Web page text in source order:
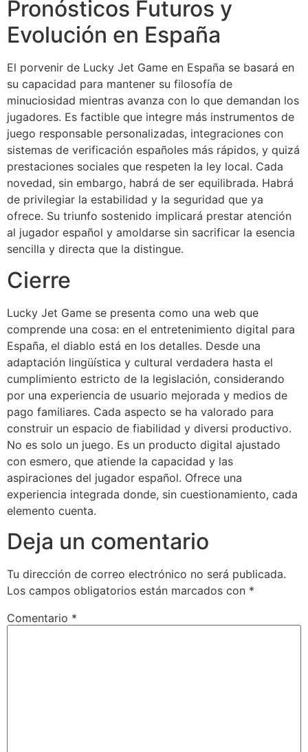
Pronósticos Futuros y
Evolución en España
El porvenir de Lucky Jet Game en España se basará en
su capacidad para mantener su filosofía de
minuciosidad mientras avanza con lo que demandan los
jugadores. Es factible que integre más instrumentos de
juego responsable personalizadas, integraciones con
sistemas de verificación españoles más rápidos, y quizá
prestaciones sociales que respeten la ley local. Cada
novedad, sin embargo, habrá de ser equilibrada. Habrá
de privilegiar la estabilidad y la seguridad que ya
ofrece. Su triunfo sostenido implicará prestar atención
al jugador español y amoldarse sin sacrificar la esencia
sencilla y directa que la distingue.
Cierre
Lucky Jet Game se presenta como una web que
comprende una cosa: en el entretenimiento digital para
España, el diablo está en los detalles. Desde una
adaptación lingüística y cultural verdadera hasta el
cumplimiento estricto de la legislación, considerando
por una experiencia de usuario mejorada y medios de
pago familiares. Cada aspecto se ha valorado para
construir un espacio de fiabilidad y diversi productivo.
No es solo un juego. Es un producto digital ajustado
con esmero, que atiende la capacidad y las
aspiraciones del jugador español. Ofrece una
experiencia integrada donde, sin cuestionamiento, cada
elemento cuenta.
Deja un comentario
Tu dirección de correo electrónico no será publicada.
Los campos obligatorios están marcados con *
Comentario *